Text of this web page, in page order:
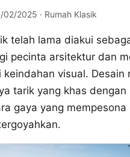
02/2025 · Rumah Klasik
telah lama diakui
pecinta arsitektur dan
keindahan visual. Desain
tarik yang khas dengan
gaya yang